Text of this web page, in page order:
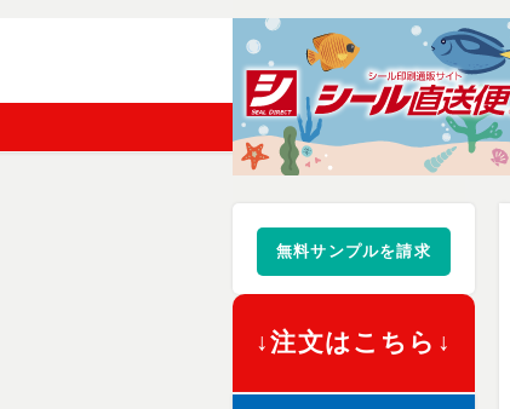
無料サンプルを請求
↓注文はこちら↓